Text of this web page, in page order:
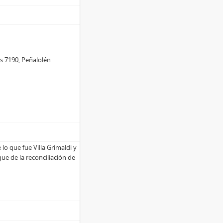
7190, Peñalolén
que fue Villa Grimaldi y
de la reconciliación de